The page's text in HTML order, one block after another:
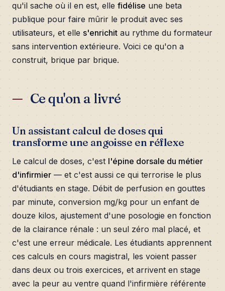
qu'il sache où il en est, elle fidélise une beta
publique pour faire mûrir le produit avec ses
utilisateurs, et elle s'enrichit au rythme du formateur
sans intervention extérieure. Voici ce qu'on a
construit, brique par brique.
Ce qu'on a livré
Un assistant calcul de doses qui
transforme une angoisse en réflexe
Le calcul de doses, c'est l'épine dorsale du métier
d'infirmier — et c'est aussi ce qui terrorise le plus
d'étudiants en stage. Débit de perfusion en gouttes
par minute, conversion mg/kg pour un enfant de
douze kilos, ajustement d'une posologie en fonction
de la clairance rénale : un seul zéro mal placé, et
c'est une erreur médicale. Les étudiants apprennent
ces calculs en cours magistral, les voient passer
dans deux ou trois exercices, et arrivent en stage
avec la peur au ventre quand l'infirmière référente